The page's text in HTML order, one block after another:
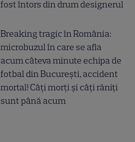
fost întors din drum designerul
Breaking tragic în România:
microbuzul în care se afla
acum câteva minute echipa de
fotbal din București, accident
mortal! Câți morți și câți răniți
sunt până acum